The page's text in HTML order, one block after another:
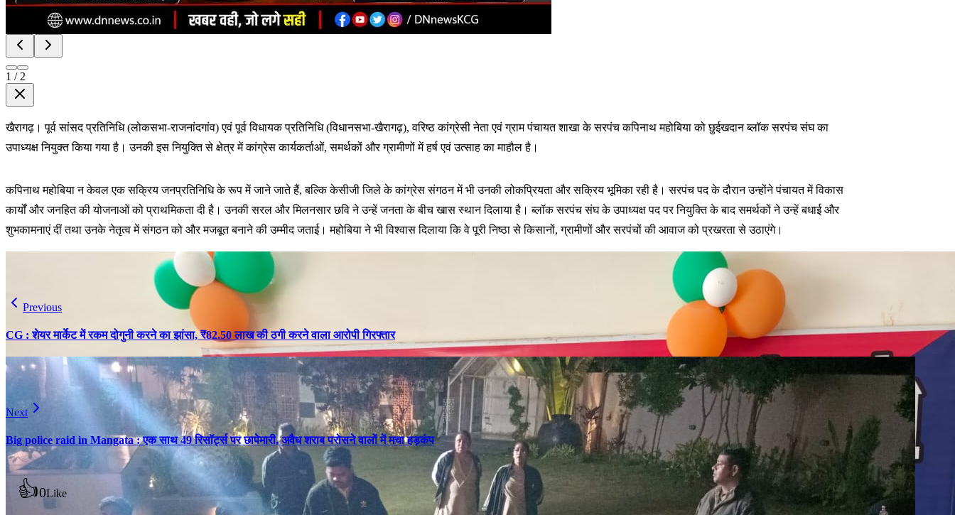
1 / 2
खैरागढ़। पूर्व सांसद प्रतिनिधि (लोकसभा-राजनांदगांव) एवं पूर्व विधायक प्रतिनिधि (विधानसभा-खैरागढ़), वरिष्ठ कांग्रेसी नेता एवं ग्राम पंचायत शाखा के सरपंच कपिनाथ महोबिया को छुईखदान ब्लॉक सरपंच संघ का
उपाध्यक्ष नियुक्त किया गया है। उनकी इस नियुक्ति से क्षेत्र में कांग्रेस कार्यकर्ताओं, समर्थकों और ग्रामीणों में हर्ष एवं उत्साह का माहौल है।
कपिनाथ महोबिया न केवल एक सक्रिय जनप्रतिनिधि के रूप में जाने जाते हैं, बल्कि केसीजी जिले के कांग्रेस संगठन में भी उनकी लोकप्रियता और सक्रिय भूमिका रही है। सरपंच पद के दौरान उन्होंने पंचायत में विकास
कार्यों और जनहित की योजनाओं को प्राथमिकता दी है। उनकी सरल और मिलनसार छवि ने उन्हें जनता के बीच खास स्थान दिलाया है। ब्लॉक सरपंच संघ के उपाध्यक्ष पद पर नियुक्ति के बाद समर्थकों ने उन्हें बधाई और
शुभकामनाएं दीं तथा उनके नेतृत्व में संगठन को और मजबूत बनाने की उम्मीद जताई। महोबिया ने भी विश्वास दिलाया कि वे पूरी निष्ठा से किसानों, ग्रामीणों और सरपंचों की आवाज को प्रखरता से उठाएंगे।
Previous
CG : शेयर मार्केट में रकम दोगुनी करने का झांसा, ₹82.50 लाख की ठगी करने वाला आरोपी गिरफ्तार
Next
Big police raid in Mangata : एक साथ 49 रिसॉर्ट्स पर छापेमारी, अवैध शराब परोसने वालों में मचा हड़कंप
👍0Like